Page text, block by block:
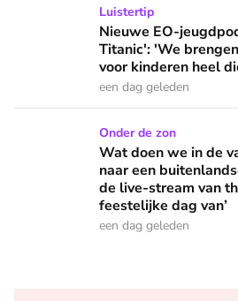
Nieuwe EO-jeugdpodcast
Luistertip
Nieuwe EO-
Titanic': 'We
voor kinderen heel
een dag geleden
Wat doen we in de vakantie op
Onder de zon
Wat doen we in de
naar een
de live-stream van
feestelijke dag van’
een dag geleden